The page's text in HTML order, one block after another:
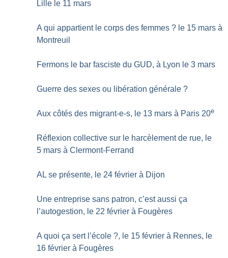
Lille le 11 mars
A qui appartient le corps des femmes ? le 15 mars à
Montreuil
Fermons le bar fasciste du GUD, à Lyon le 3 mars
Guerre des sexes ou libération générale ?
Aux côtés des migrant-e-s, le 13 mars à Paris 20e
Réflexion collective sur le harcèlement de rue, le
5 mars à Clermont-Ferrand
AL se présente, le 24 février à Dijon
Une entreprise sans patron, c’est aussi ça
l’autogestion, le 22 février à Fougères
A quoi ça sert l’école ?, le 15 février à Rennes, le
16 février à Fougères